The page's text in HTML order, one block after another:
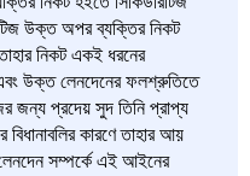
উক্ত অপর ব্যক্তির নিকট
নিকট একই ধরনের
উক্ত লেনদেনের ফলশ্রুতিতে
জন্য প্রদেয় সুদ তিনি প্রাপ্য
কারণে তাহার আয়
সম্পর্কে এই আইনের